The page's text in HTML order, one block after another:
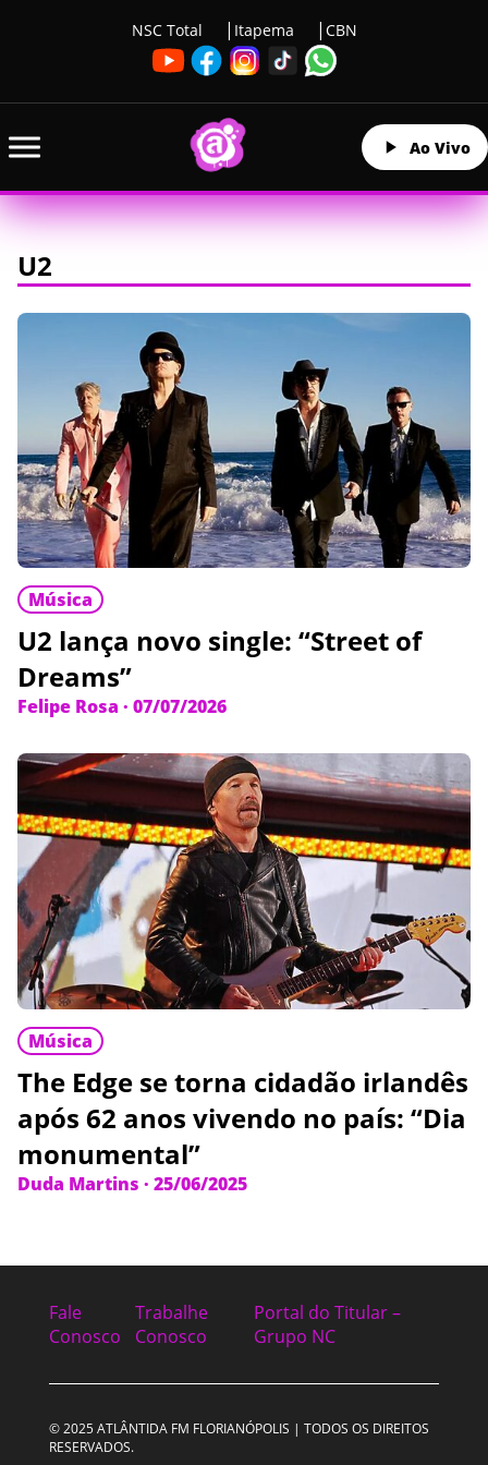
NSC Total Itapema CBN
Ao Vivo
U2
Música
U2 lança novo single: “Street of
Dreams”
Felipe Rosa · 07/07/2026
Música
The Edge se torna cidadão irlandês
após 62 anos vivendo no país: “Dia
monumental”
Duda Martins · 25/06/2025
Fale
Conosco
Trabalhe
Conosco
Portal do Titular –
Grupo NC
© 2025 ATLÂNTIDA FM FLORIANÓPOLIS | TODOS OS DIREITOS
RESERVADOS.